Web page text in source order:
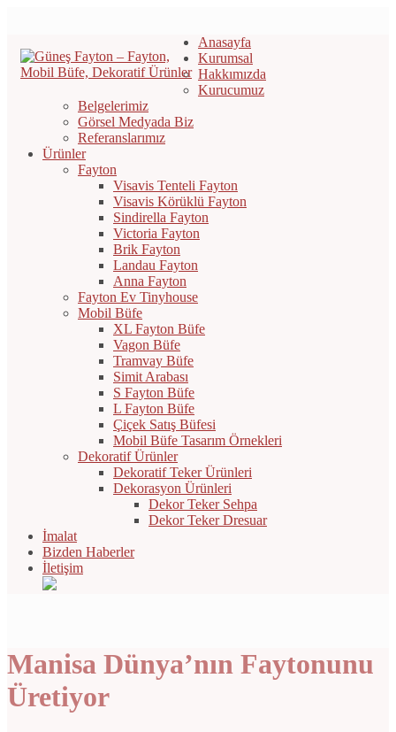
Anasayfa
Kurumsal
Hakkımızda
Kurucumuz
Belgelerimiz
Görsel Medyada Biz
Referanslarımız
Ürünler
Fayton
Visavis Tenteli Fayton
Visavis Körüklü Fayton
Sindirella Fayton
Victoria Fayton
Brik Fayton
Landau Fayton
Anna Fayton
Fayton Ev Tinyhouse
Mobil Büfe
XL Fayton Büfe
Vagon Büfe
Tramvay Büfe
Simit Arabası
S Fayton Büfe
L Fayton Büfe
Çiçek Satış Büfesi
Mobil Büfe Tasarım Örnekleri
Dekoratif Ürünler
Dekoratif Teker Ürünleri
Dekorasyon Ürünleri
Dekor Teker Sehpa
Dekor Teker Dresuar
İmalat
Bizden Haberler
İletişim
Manisa Dünya’nın Faytonunu
Üretiyor